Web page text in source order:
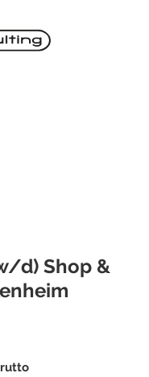
d) Shop &